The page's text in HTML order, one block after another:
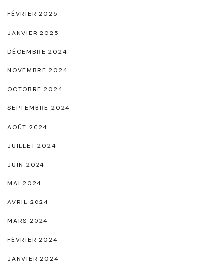
FÉVRIER 2025
JANVIER 2025
DÉCEMBRE 2024
NOVEMBRE 2024
OCTOBRE 2024
SEPTEMBRE 2024
AOÛT 2024
JUILLET 2024
JUIN 2024
MAI 2024
AVRIL 2024
MARS 2024
FÉVRIER 2024
JANVIER 2024